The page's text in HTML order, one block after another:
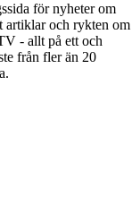
för nyheter om
artiklar och rykten om
- allt på ett och
från fler än 20